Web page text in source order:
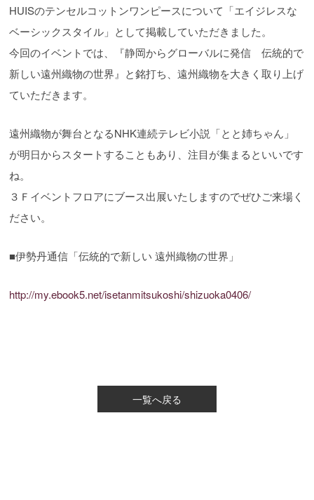
HUISのテンセルコットンワンピースについて「エイジレスな
ベーシックスタイル」として掲載していただきました。
今回のイベントでは、『静岡からグローバルに発信 伝統的で
新しい遠州織物の世界』と銘打ち、遠州織物を大きく取り上げ
ていただきます。
遠州織物が舞台となるNHK連続テレビ小説「とと姉ちゃん」
が明日からスタートすることもあり、注目が集まるといいです
ね。
３Ｆイベントフロアにブース出展いたしますのでぜひご来場く
ださい。
■伊勢丹通信「伝統的で新しい 遠州織物の世界」
http://my.ebook5.net/isetanmitsukoshi/shizuoka0406/
一覧へ戻る